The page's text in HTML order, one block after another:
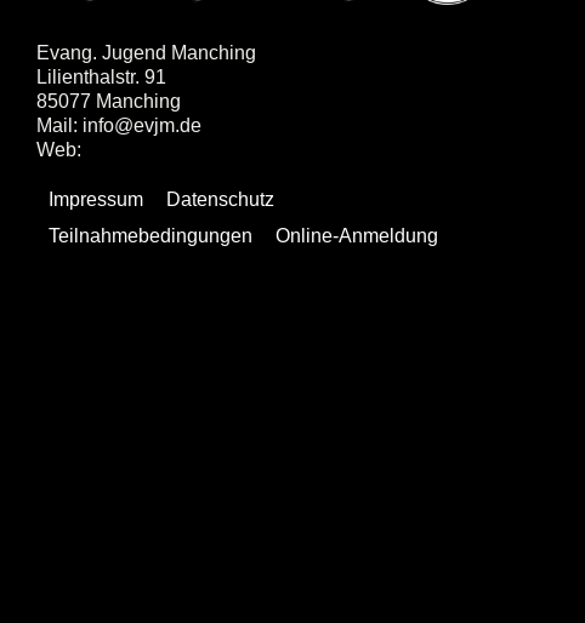
Evang. Jugend Manching
Lilienthalstr. 91
85077 Manching
Mail: info@evjm.de
Web:
Impressum
Datenschutz
Teilnahmebedingungen
Online-Anmeldung